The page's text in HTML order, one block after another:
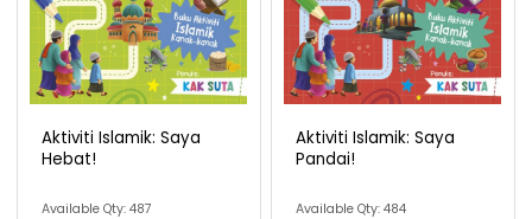
Aktiviti Islamik: Saya
Hebat!
Available Qty: 487
Aktiviti Islamik: Saya
Pandai!
Available Qty: 484